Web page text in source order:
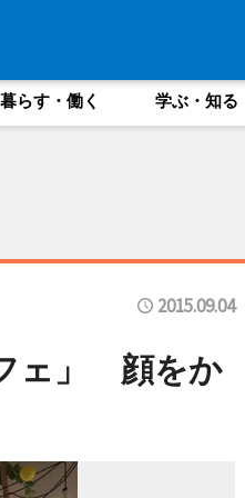
暮らす・働く 学ぶ・知る
2015.09.04
ェ」 顔をか